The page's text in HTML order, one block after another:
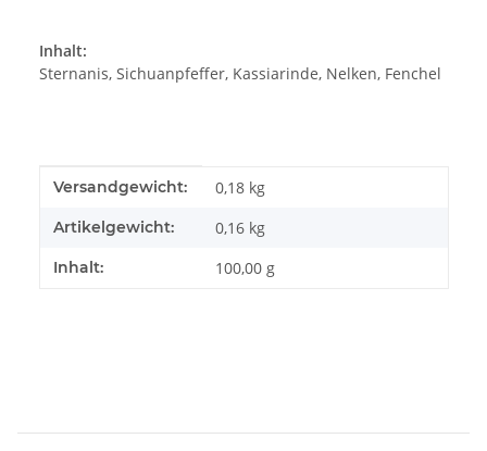
Inhalt:
Sternanis, Sichuanpfeffer, Kassiarinde, Nelken, Fenchel
Produkteigenschaft
Wert
Versandgewicht: 0,18 kg
Artikelgewicht: 0,16 kg
Inhalt: 100,00 g